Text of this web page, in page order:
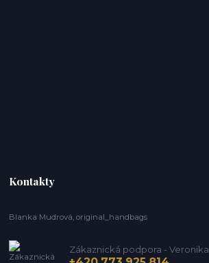
Kontakty
Blanka Mudrová, original_handbags
Zákaznická podpora - Veronika